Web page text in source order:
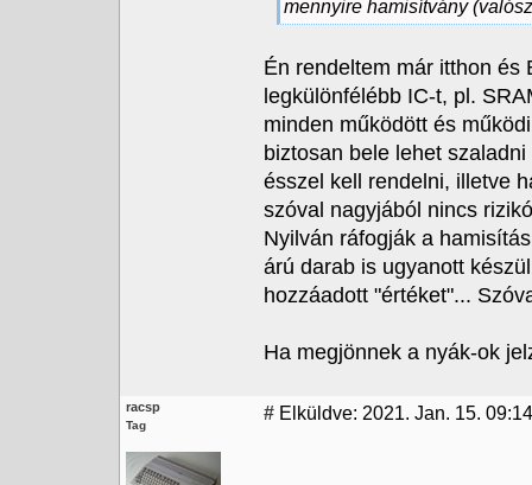
mennyire hamisítvány
Én rendeltem már itthon és
legkülönfélébb IC-t, pl.
minden működött és
biztosan bele lehet
ésszel kell rendelni, illetve
szóval nagyjából nincs
Nyilván ráfogják a
árú darab is ugyanott
hozzáadott "értéket"...
Ha megjönnek a nyák-ok
racsp
Tag
# Elküldve: 2021. Jan. 15. 09:14